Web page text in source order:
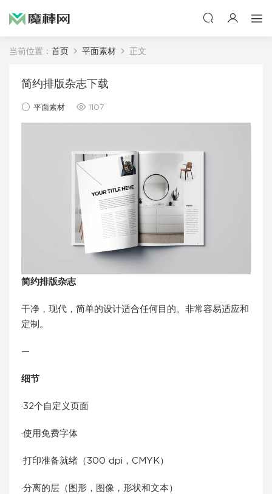
当前位置： 首页 平面素材 正文
简约排版杂志下载
平面素材 1107
简约排版杂志
干净，现代，简单的设计适合任何目的。非常容易适应和
定制。
—
细节
·32个自定义页面
·使用免费字体
·打印准备就绪（300 dpi，CMYK）
·分离的层（图形，图像，形状和文本）